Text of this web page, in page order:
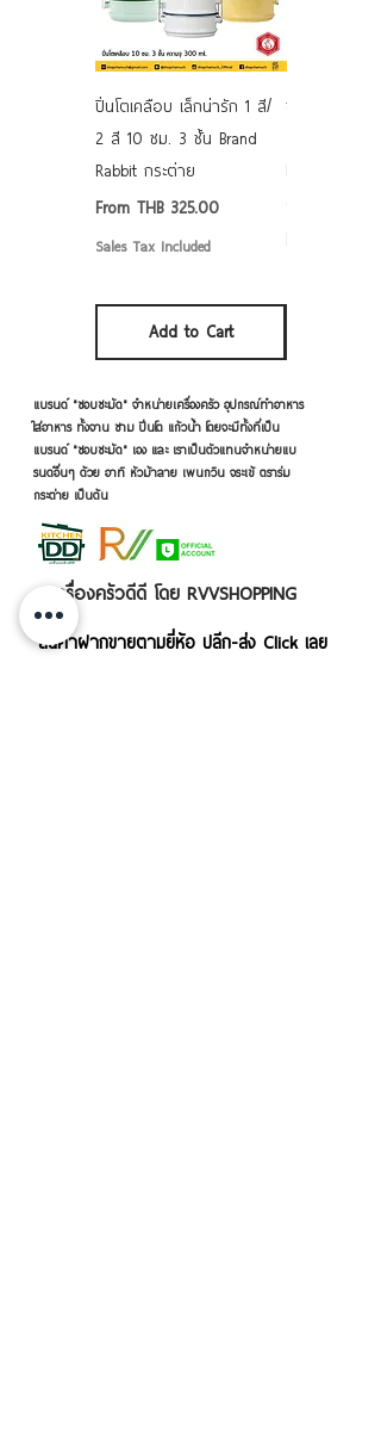
ปิ่นโตเคลือบ เล็กน่ารัก 1 สี/
2 สี 10 ซม. 3 ชั้น Brand
Rabbit กระต่าย
From THB 325.00
Sale Price
Sales Tax Included
Add to Cart
ชามเคลือบ
แบรนด์ "ชอบชะมัด" จำหน่ายเครื่องครัว อุปกรณ์ทำอาหาร
ใส่อาหาร ทั้งจาน ชาม ปิ่นโต แก้วน้ำ โดยจะมีทั้งที่เป็น
แบรนด์ "ชอบชะมัด" เอง และ เราเป็นตัวแทนจำหน่ายแบ
รนด์อื่นๆ ด้วย อาทิ หัวม้าลาย เพนกวิน จระเข้ ตราร่ม
กระต่าย เป็นต้น
เครื่องครัวดีดี โดย RVVSHOPPING
สินค้าฝากขายตามยี่ห้อ ปลีก-ส่ง Click เลย